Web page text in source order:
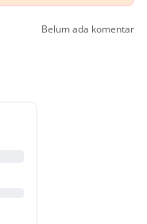
Belum ada komentar